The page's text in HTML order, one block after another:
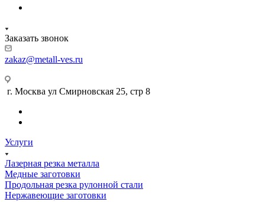
Заказать звонок
zakaz@metall-ves.ru
г. Москва ул Смирновская 25, стр 8
Услуги
Лазерная резка металла
Медные заготовки
Продольная резка рулонной стали
Нержавеющие заготовки